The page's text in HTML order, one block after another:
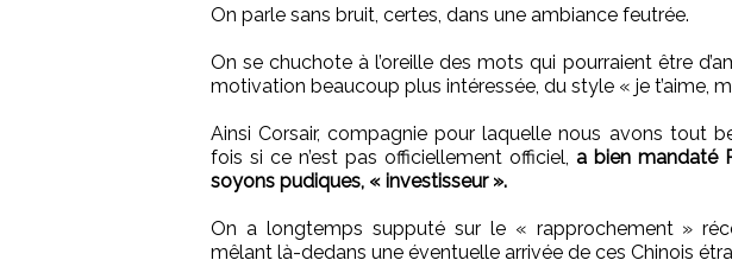
On parle sans bruit, certes, dans une ambiance feutrée.
On se chuchote à l’oreille des mots qui pourraient être
motivation beaucoup plus intéressée, du style « je t’aime,
Ainsi Corsair, compagnie pour laquelle nous avons tout
fois si ce n’est pas officiellement officiel, a bien mandaté
soyons pudiques, « investisseur ».
On a longtemps supputé sur le « rapprochement »
mêlant là-dedans une éventuelle arrivée de ces Chinois